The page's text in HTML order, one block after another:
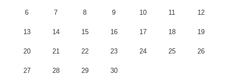
6 7 8 9 10 11 12
13 14 15 16 17 18 19
20 21 22 23 24 25 26
27 28 29 30